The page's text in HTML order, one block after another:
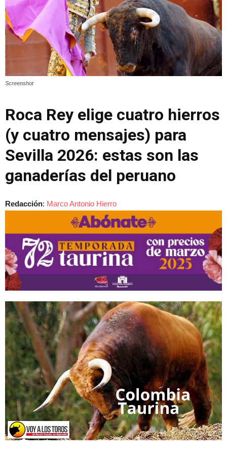
Screenshot
Roca Rey elige cuatro hierros
(y cuatro mensajes) para
Sevilla 2026: estas son las
ganaderías del peruano
Redacción: Marco Antonio Hierro